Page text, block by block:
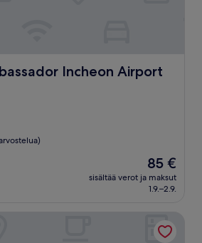
Incheon Airport
Incheon Airport T2
Hinta
on
85 €
85 €
sisältää verot ja maksut
1.9.–2.9.